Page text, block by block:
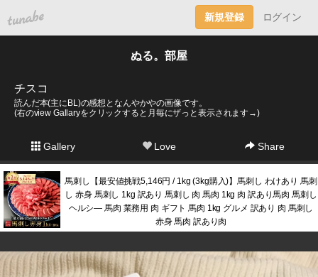
tuna.be 新規登録 ログイン
ぬる。部屋
チスコ
読んだ本(主にBL)の感想となんやかやの画像です。
(右のview Gallaryをクリックすると月毎にザっと表示されます→)
Gallery Love Share
馬刺し【最安値挑戦5,146円 / 1kg (3kg購入)】馬刺し わけあり 馬刺
し 赤身 馬刺し 1kg 訳あり 馬刺し 肉 馬肉 1kg 肉 訳あり馬肉 馬刺し
ヘルシ― 馬肉 業務用 肉 ギフト 馬肉 1kg グルメ 訳あり 肉 馬刺し
赤身 馬肉 訳あり肉